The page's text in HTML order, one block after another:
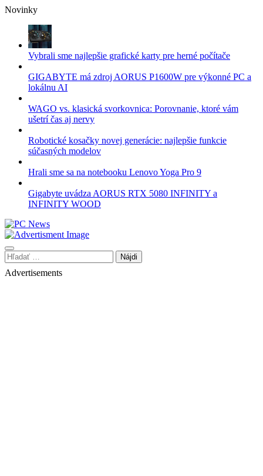
Skip
content
Novinky
Vybrali sme najlepšie grafické karty pre herné počítače
GIGABYTE má zdroj AORUS P1600W pre výkonné PC a
lokálnu AI
WAGO vs. klasická svorkovnica: Porovnanie, ktoré vám
ušetrí čas aj nervy
Robotické kosačky novej generácie: najlepšie funkcie
súčasných modelov
Hrali sme sa na notebooku Lenovo Yoga Pro 9
Gigabyte uvádza AORUS RTX 5080 INFINITY a
INFINITY WOOD
Hľadať:
Advertisements